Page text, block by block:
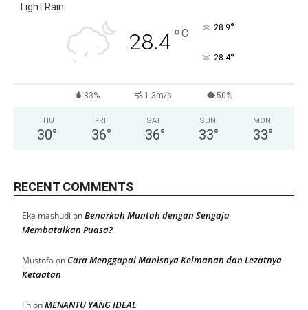
Light Rain
28.4°C 28.9°
28.4°
83% 1.3m/s 50%
THU
30°
FRI
36°
SAT
36°
SUN
33°
MON
33°
RECENT COMMENTS
Eka mashudi onBenarkah Muntah dengan Sengaja
Membatalkan Puasa?
Mustofa onCara Menggapai Manisnya Keimanan dan Lezatnya
Ketaatan
IinonMENANTU YANG IDEAL